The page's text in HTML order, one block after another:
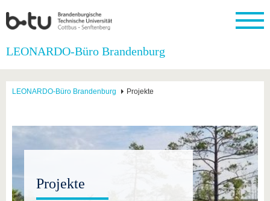
Startseite
Universität
Karriere
Partnerschaften
Strukturwandel
Forschung
Forschungsprofil
Studium
Studienangebot
Studium
dem
Studium
International
Internationales
Aus dem
an die
Weiterbildung
Weiterbildung
Kontakt
Transfer
Wirtschafts-
und
Gründen
an der
BTU
Unileben
Familie &
Dual
Career
Sport &
BTU &
LEONARDO-Büro Brandenburg
LEONARDO-Büro Brandenburg Projekte
Projekte